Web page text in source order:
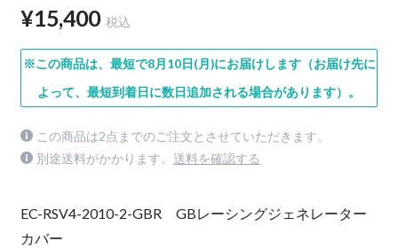
¥15,400 税込
※この商品は、最短で8月10日(月)にお届けします（お届け先に
よって、最短到着日に数日追加される場合があります）。
この商品は2点までのご注文とさせていただきます。
別途送料がかかります。 送料を確認する
EC-RSV4-2010-2-GBR GBレーシングジェネレーター
カバー